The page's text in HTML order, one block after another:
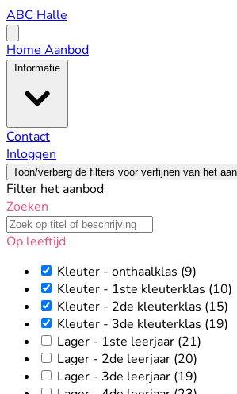
ABC
Halle
ABC Halle
menu
Home Aanbod
Informatie
Contact
Inloggen
Toon/verberg de filters voor verfijnen van het
Filter het aanbod
Zoeken
Op leeftijd
Kleuter - onthaalklas (9)
Kleuter - 1ste kleuterklas (10)
Kleuter - 2de kleuterklas (15)
Kleuter - 3de kleuterklas (19)
Lager - 1ste leerjaar (21)
Lager - 2de leerjaar (20)
Lager - 3de leerjaar (19)